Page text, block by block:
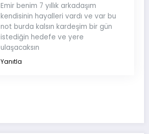
Emir benim 7 yıllık arkadaşım
kendisinin hayalleri vardı ve var bu
not burda kalsın kardeşim bir gün
istediğin hedefe ve yere
ulaşacaksın
Yanıtla